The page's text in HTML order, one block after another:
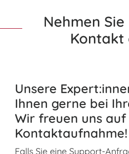
Nehmen
Kontakt
Unsere
Ihnen gerne bei
Wir freuen uns auf
Kontaktaufnahme!
Falls Sie eine Support-